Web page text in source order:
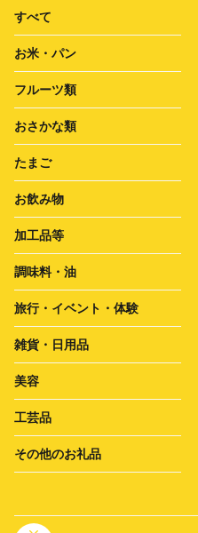
すべて
お米・パン
フルーツ類
おさかな類
たまご
お飲み物
加工品等
調味料・油
旅行・イベント・体験
雑貨・日用品
美容
工芸品
その他のお礼品